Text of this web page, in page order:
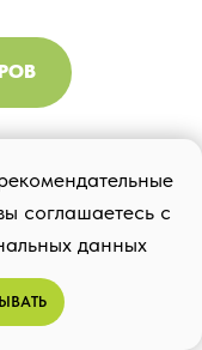
соглашаетесь с
данных